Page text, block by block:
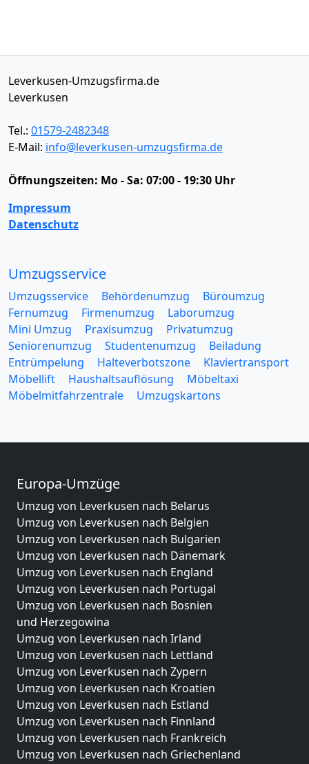
Leverkusen-Umzugsfirma.de
Leverkusen
Tel.: 01579-2482348
E-Mail: info@leverkusen-umzugsfirma.de
Öffnungszeiten: Mo - Sa: 07:00 - 19:30 Uhr
Impressum
Datenschutz
Umzugsservice
Umzugsservice Behördenumzug
Büroumzug
Fernumzug
Firmenumzug
Laborumzug
Mini Umzug
Praxisumzug
Privatumzug
Seniorenumzug
Studentenumzug
Beiladung
Entrümpelung
Halteverbotszone
Klaviertransport
Möbellift
Haushaltsauflösung
Möbeltaxi
Möbelmitfahrzentrale
Umzugskartons
Europa-Umzüge
Umzug von Leverkusen nach Belarus
Umzug von Leverkusen nach Belgien
Umzug von Leverkusen nach Bulgarien
Umzug von Leverkusen nach Dänemark
Umzug von Leverkusen nach England
Umzug von Leverkusen nach Portugal
Umzug von Leverkusen nach Bosnien
und Herzegowina
Umzug von Leverkusen nach Irland
Umzug von Leverkusen nach Lettland
Umzug von Leverkusen nach Zypern
Umzug von Leverkusen nach Kroatien
Umzug von Leverkusen nach Estland
Umzug von Leverkusen nach Finnland
Umzug von Leverkusen nach Frankreich
Umzug von Leverkusen nach Griechenland